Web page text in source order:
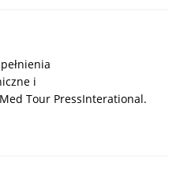
i
Tour PressInterational.